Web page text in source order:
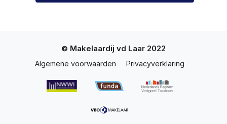
© Makelaardij vd Laar 2022
Algemene voorwaarden Privacyverklaring